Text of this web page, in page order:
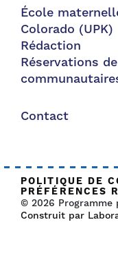
École
Colorado (UPK)
Rédaction
Réservations
Contact
POLITIQUE DE
PRÉFÉRENCES
© 2026 Programme
Construit par